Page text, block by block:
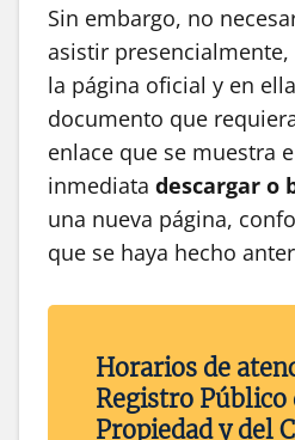
Sin embargo, no
asistir presencialmente,
la página oficial y en
documento que
enlace que se muestra
inmediata descargar o
una nueva página,
que se haya hecho
Horarios de
Registro Público
Propiedad y del